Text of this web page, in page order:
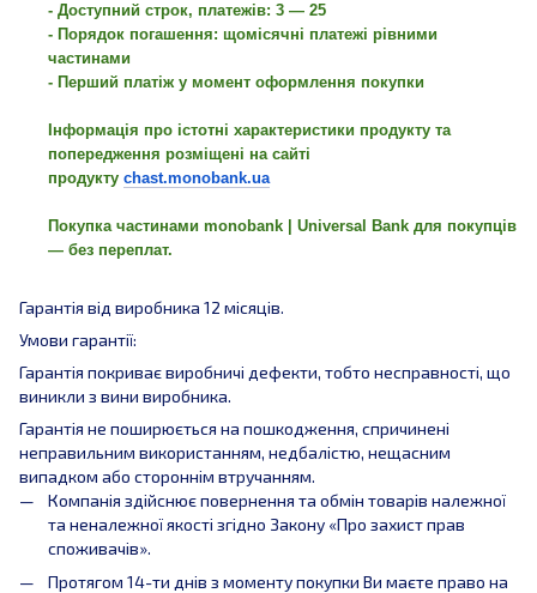
- Доступний строк, платежів: 3 — 25
- Порядок погашення: щомісячні платежі рівними
частинами
- Перший платіж у момент оформлення покупки
Інформація про істотні характеристики продукту та
попередження розміщені на сайті
продукту chast.monobank.ua
Покупка частинами monobank | Universal Bank для покупців
— без переплат.
Гарантія від виробника 12 місяців.
Умови гарантії:
Гарантія покриває виробничі дефекти, тобто несправності, що
виникли з вини виробника.
Гарантія не поширюється на пошкодження, спричинені
неправильним використанням, недбалістю, нещасним
випадком або стороннім втручанням.
Компанія здійснює повернення та обмін товарів належної
та неналежної якості згідно Закону «Про захист прав
споживачів».
Протягом 14-ти днів з моменту покупки Ви маєте право на